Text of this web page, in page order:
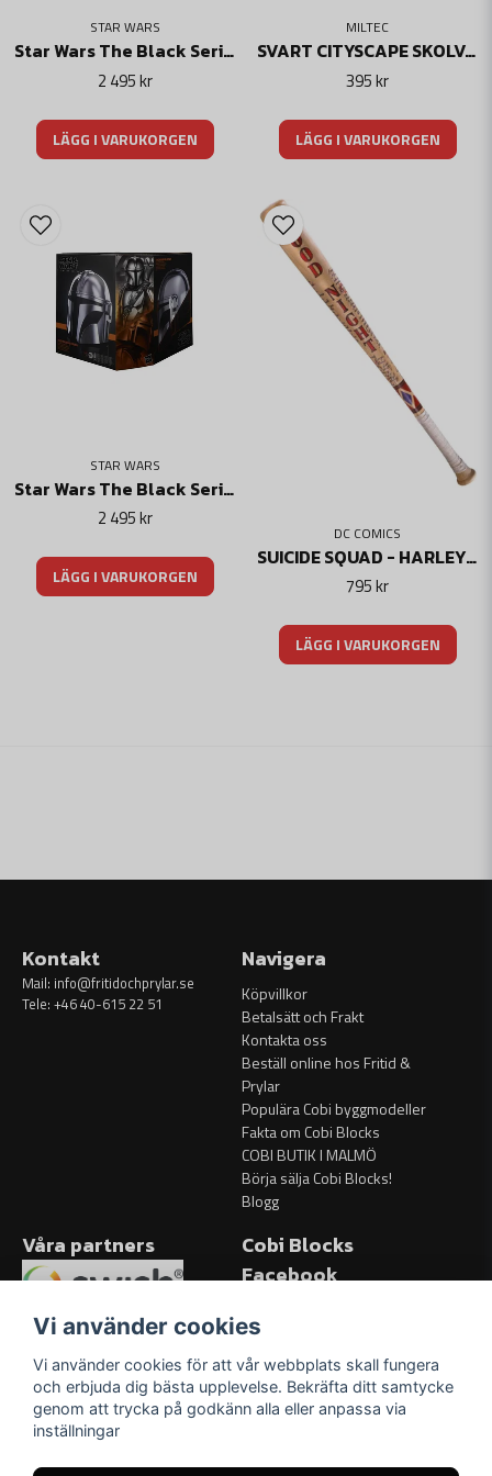
STAR WARS
Star Wars The Black Series Electronic Helmet Darth Vader
2 495 kr
LÄGG I VARUKORGEN
MILTEC
SVART CITYSCAPE SKOLVÄSKA MED MOLLE FÄSTEN
395 kr
LÄGG I VARUKORGEN
STAR WARS
Star Wars The Black Series Electronic Helmet The Mandalorian Din Djarin
2 495 kr
LÄGG I VARUKORGEN
DC COMICS
SUICIDE SQUAD - HARLEY QUINN'S GOOD NIGHT BASEBOLLTRÄ - LICENSIERAD REPLIKA
795 kr
LÄGG I VARUKORGEN
Kontakt
Mail: info@fritidochprylar.se
Tele: +46 40-615 22 51
Navigera
Köpvillkor
Betalsätt och Frakt
Kontakta oss
Beställ online hos Fritid &
Prylar
Populära Cobi byggmodeller
Fakta om Cobi Blocks
COBI BUTIK I MALMÖ
Börja sälja Cobi Blocks!
Blogg
Våra partners
Cobi Blocks
Facebook
Vi använder cookies
Vi använder cookies för att vår webbplats skall fungera
och erbjuda dig bästa upplevelse. Bekräfta ditt samtycke
genom att trycka på godkänn alla eller anpassa via
inställningar